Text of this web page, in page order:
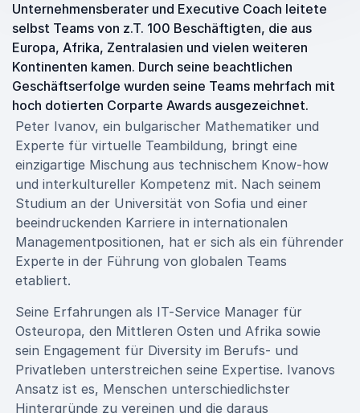
Unternehmensberater und Executive Coach leitete
selbst Teams von z.T. 100 Beschäftigten, die aus
Europa, Afrika, Zentralasien und vielen weiteren
Kontinenten kamen. Durch seine beachtlichen
Geschäftserfolge wurden seine Teams mehrfach mit
hoch dotierten Corparte Awards ausgezeichnet.
Peter Ivanov, ein bulgarischer Mathematiker und
Experte für virtuelle Teambildung, bringt eine
einzigartige Mischung aus technischem Know-how
und interkultureller Kompetenz mit. Nach seinem
Studium an der Universität von Sofia und einer
beeindruckenden Karriere in internationalen
Managementpositionen, hat er sich als ein führender
Experte in der Führung von globalen Teams
etabliert.
Seine Erfahrungen als IT-Service Manager für
Osteuropa, den Mittleren Osten und Afrika sowie
sein Engagement für Diversity im Berufs- und
Privatleben unterstreichen seine Expertise. Ivanovs
Ansatz ist es, Menschen unterschiedlichster
Hintergründe zu vereinen und die daraus